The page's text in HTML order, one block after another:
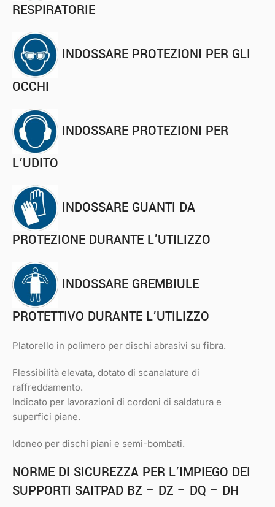
RESPIRATORIE
INDOSSARE PROTEZIONI PER GLI
OCCHI
INDOSSARE PROTEZIONI PER
L’UDITO
INDOSSARE GUANTI DA
PROTEZIONE DURANTE L’UTILIZZO
INDOSSARE GREMBIULE
PROTETTIVO DURANTE L’UTILIZZO
Platorello in polimero per dischi abrasivi su fibra.
Flessibilità elevata, dotato di scanalature di
raffreddamento.
Indicato per lavorazioni di cordoni di saldatura e
superfici piane.
Idoneo per dischi piani e semi-bombati.
NORME DI SICUREZZA PER L’IMPIEGO DEI
SUPPORTI SAITPAD BZ – DZ – DQ – DH